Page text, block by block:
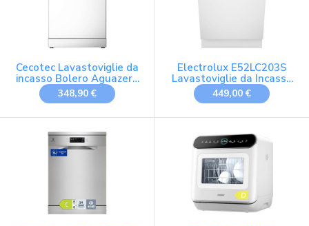
Cecotec Lavastoviglie da
incasso Bolero Aguazero
6210 D. 60cm, 15 coperti,
Classe D, Display Color,
Aquastop elettronico,
Dry+, Vassoio regolabile,
AutoClean
348,90 €
Electrolux E52LC203S
Lavastoviglie da Incasso
14 Coperti, AirDry
449,00 €